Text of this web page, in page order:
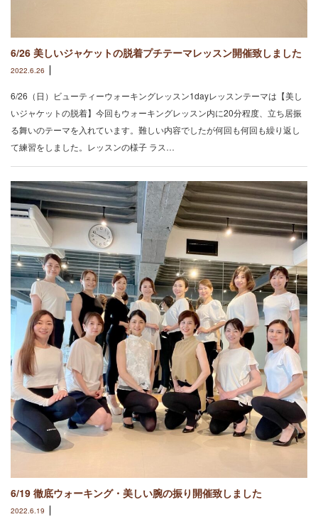
6/26 美しいジャケットの脱着プチテーマレッスン開催致しました
2022.6.26
6/26（日）ビューティーウォーキングレッスン1dayレッスンテーマは【美し
いジャケットの脱着】⁡今回もウォーキングレッスン内に20分程度、立ち居振
る舞いのテーマを入れています。難しい内容でしたが何回も何回も繰り返し
て練習をしました。レッスンの様子 ラス…
6/19 徹底ウォーキング・美しい腕の振り開催致しました
2022.6.19